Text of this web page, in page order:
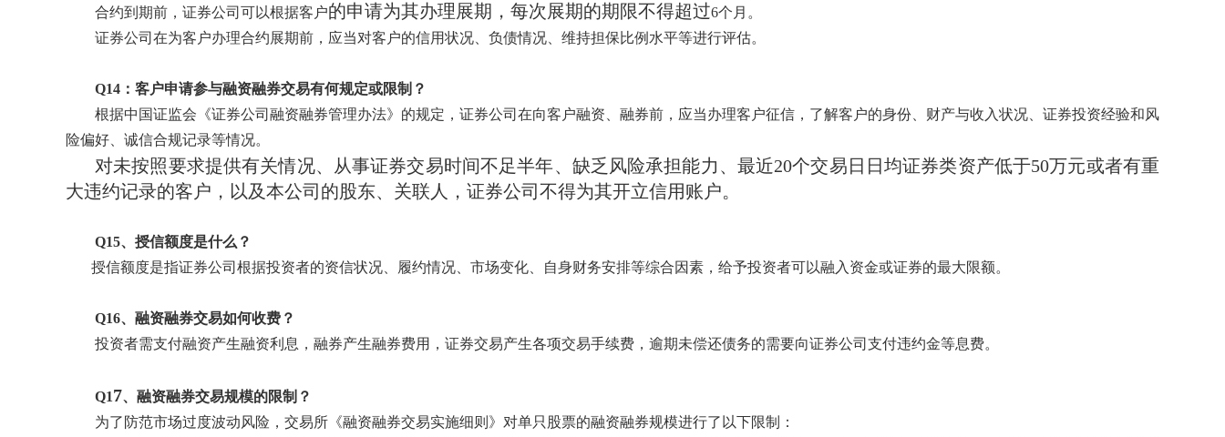
合约到期前，证券公司可以根据客户的申请为其办理展期，每次展期的期限不得超过6个月。
证券公司在为客户办理合约展期前，应当对客户的信用状况、负债情况、维持担保比例水平等进行评估。
Q14 ： 客户申请参与融资融券交易有何规定或限制？
根据中国证监会《证券公司融资融券管理办法》的规定，证券公司在向客户融资、融券前，应当办理客户征信，了解客户的身份、财产与收入状况、证券投资经验和风
险偏好、诚信合规记录等情况。
对未按照要求提供有关情况、从事证券交易时间不足半年、缺乏风险承担能力、最近20个交易日日均证券类资产低于50万元或者有重
大违约记录的客户，以及本公司的股东、关联人，证券公司不得为其开立信用账户。
Q15、 授信额度是什么 ？
授信额度是指证券公司根据投资者的资信状况、履约情况、市场变化、自身财务安排等综合因素，给予投资者可以融入资金或证券的最大限额。
Q16、融资融券交易如何收费？
投资者需支付融资产生融资利息，融券产生融券费用，证券交易产生各项交易手续费，逾期未偿还债务的需要向证券公司支付违约金等息费。
Q17、融资融券交易规模的限制？
为了防范市场过度波动风险，交易所《融资融券交易实施细则》对单只股票的融资融券规模进行了以下限制：